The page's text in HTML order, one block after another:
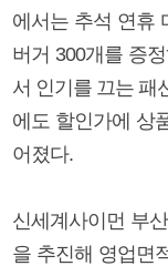
에서는 추석 연휴
버거 300개를 증
서 인기를 끄는 패
에도 할인가에 상
어졌다.
신세계사이먼 부
을 추진해 영업면